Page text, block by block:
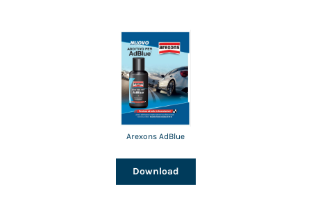
Arexons AdBlue
Download